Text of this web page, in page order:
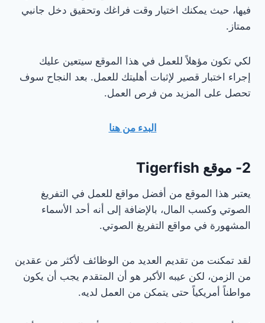
فيها، حيث يمكنك اختيار وقت فراغك وتحقيق دخل جانبي
ممتاز.
لكي تكون مؤهلاً للعمل في هذا الموقع سيتعين عليك
إجراء اختبار قصير لإثبات أهليتك للعمل. بعد النجاح سوف
تحصل على المزيد من فرص العمل.
البدء من هنا
2- موقع Tigerfish
يعتبر هذا الموقع من أفضل مواقع للعمل في التفريغ
الصوتي وكسب المال، بالإضافة إلى أنه أحد الأسماء
المشهورة في مواقع التفريغ الصوتي.
لقد تمكنت من تقديم العديد من الوظائف لأكثر من عقدين
من الزمن، لكن عيبه الأكبر هو أن المتقدم يجب أن يكون
مواطناً أمريكياً حتى يتمكن من العمل لديه.